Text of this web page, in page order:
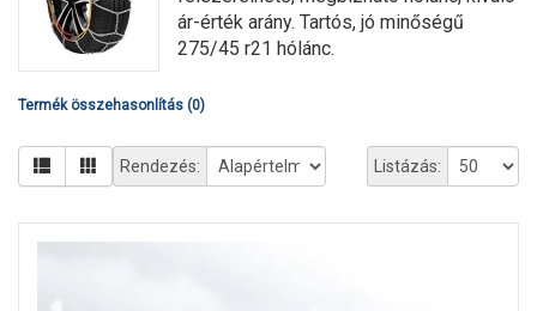
ár-érték arány. Tartós, jó minőségű
275/45 r21 hólánc.
Termék összehasonlítás (0)
Listázás:
Rendezés: